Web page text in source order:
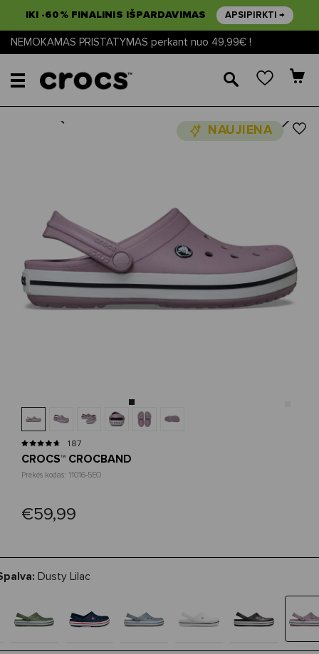
IKI -60% FINALINIS IŠPARDAVIMAS APSIPIRKTI →
NEMOKAMAS PRISTATYMAS perkant nuo 49,99€ !
🔎
NAUJIENA
Next
187
CROCS™ CROCBAND
Prekės kodas: 11016-5EO
€59,99
Dusty Lilac